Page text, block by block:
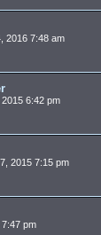
2016 7:48 am
6:42 pm
2015 7:15 pm
pm